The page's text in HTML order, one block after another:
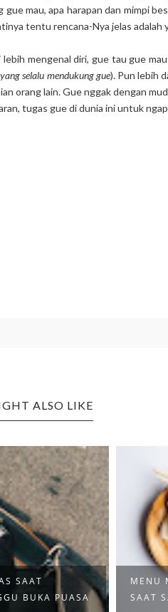
mau, apa harapan dan mimpi
tentu rencana-Nya jelas adalah
mengenal diri, gue tau gue
yang selalu mendukung gue). Pun lebih
orang lain. Gue nggak dengan
tugas gue di dunia ini untuk
ALSO LIKE
SAAT
BUKA PUASA
MENU
SAAT